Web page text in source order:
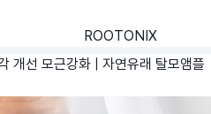
ROOTONIX
개선 모근강화 | 자연유래 탈모앰플